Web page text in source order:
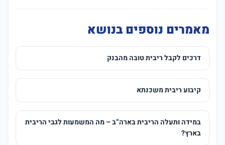
מאמרים נוספים בנושא
דרכים לקבל ריבית טובה מהבנק
קיבוע ריבית משכנתא
במידה ותעלה הריבית בארה”ב – מה המשמעות לגבי הריבית
בארץ?